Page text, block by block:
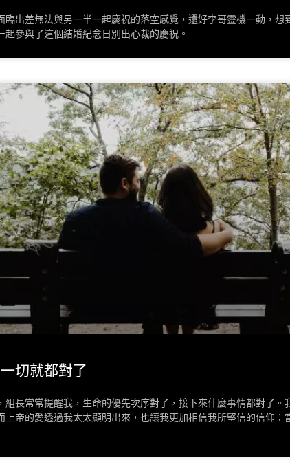
臨出差無法與另一半一起慶祝的落空感覺，還好李哥靈機一動，想
起參與了這個結婚紀念日別出心裁的慶祝。
切就都對了
組長常常提醒我，生命的優先次序對了，接下來什麼事情都對了。
上帝的愛透過我太太顯明出來，也讓我更加相信我所堅信的信仰：